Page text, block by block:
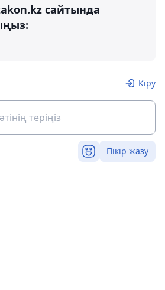
сайтында
Кіру
Пікір жазу